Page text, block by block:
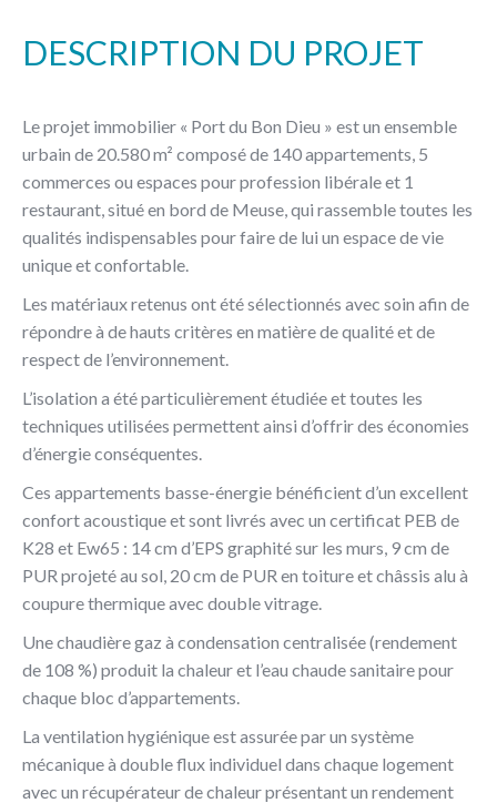
DESCRIPTION DU PROJET
Le projet immobilier « Port du Bon Dieu » est un ensemble
urbain de 20.580 m² composé de 140 appartements, 5
commerces ou espaces pour profession libérale et 1
restaurant, situé en bord de Meuse, qui rassemble toutes les
qualités indispensables pour faire de lui un espace de vie
unique et confortable.
Les matériaux retenus ont été sélectionnés avec soin afin de
répondre à de hauts critères en matière de qualité et de
respect de l’environnement.
L’isolation a été particulièrement étudiée et toutes les
techniques utilisées permettent ainsi d’offrir des économies
d’énergie conséquentes.
Ces appartements basse-énergie bénéficient d’un excellent
confort acoustique et sont livrés avec un certificat PEB de
K28 et Ew65 : 14 cm d’EPS graphité sur les murs, 9 cm de
PUR projeté au sol, 20 cm de PUR en toiture et châssis alu à
coupure thermique avec double vitrage.
Une chaudière gaz à condensation centralisée (rendement
de 108 %) produit la chaleur et l’eau chaude sanitaire pour
chaque bloc d’appartements.
La ventilation hygiénique est assurée par un système
mécanique à double flux individuel dans chaque logement
avec un récupérateur de chaleur présentant un rendement